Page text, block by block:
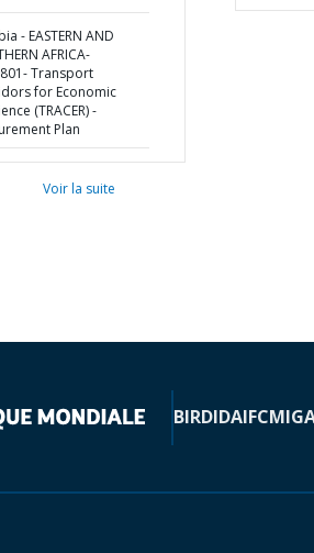
- EASTERN AND
AFRICA-
Transport
for Economic
(TRACER) -
Plan
Voir la suite
BIRDIDAIFC